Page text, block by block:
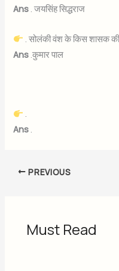
Ans . जयसिंह सिद्धराज
. सोलंकी वंश के किस शासक
Ans .कुमार पाल
.
Ans .
PREVIOUS
Must Read